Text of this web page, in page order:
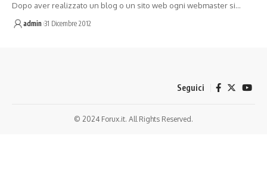
Dopo aver realizzato un blog o un sito web ogni webmaster si…
admin 31 Dicembre 2012
Seguici
© 2024 Forux.it. All Rights Reserved.